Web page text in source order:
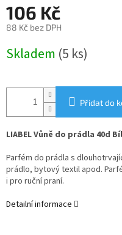
106 Kč
88 Kč bez DPH
cena:
Skladem (5 ks)
Přidat do
LIABEL Vůně do prádla 40d
Parfém do prádla s
prádlo, bytový textil apod.
i pro ruční praní.
Detailní informace